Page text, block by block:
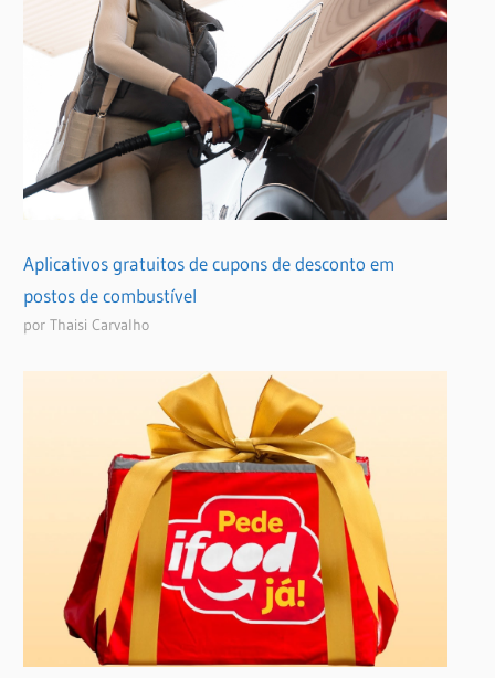
Aplicativos gratuitos de cupons de desconto em
postos de combustível
por Thaisi Carvalho